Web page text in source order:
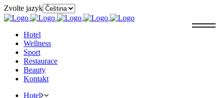
Zvolte jazyk
Hotel
Wellness
Sport
Restaurace
Beauty
Kontakt
Hotel